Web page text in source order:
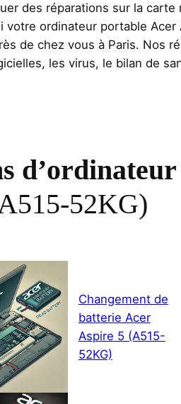
des réparations sur la
votre ordinateur portable
de chez vous à Paris. Nos
les virus, le bilan de
52KG)
Changement de
batterie Acer
Aspire 5 (A515-
52KG)